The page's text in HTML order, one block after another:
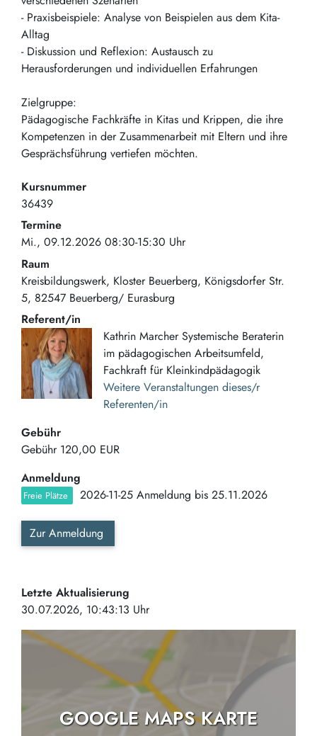
- Praxisbeispiele: Analyse von Beispielen aus dem Kita-
Alltag
- Diskussion und Reflexion: Austausch zu
Herausforderungen und individuellen Erfahrungen
Zielgruppe:
Pädagogische Fachkräfte in Kitas und Krippen, die ihre
Kompetenzen in der Zusammenarbeit mit Eltern und ihre
Gesprächsführung vertiefen möchten.
Kursnummer
36439
Termine
Mi., 09.12.2026 08:30-15:30 Uhr
Raum
Kreisbildungswerk, Kloster Beuerberg Königsdorfer Str.
5 82547 Beuerberg/ Eurasburg
Referent/in
Kathrin Marcher Systemische Beraterin
im pädagogischen Arbeitsumfeld,
Fachkraft für Kleinkindpädagogik
Weitere Veranstaltungen dieses/r
Referenten/in
Gebühr
Gebühr 120,00 EUR
Anmeldung
Freie Plätze 2026-11-25 Anmeldung bis 25.11.2026
Zur Anmeldung
Letzte Aktualisierung
30.07.2026, 10:43:13 Uhr
GOOGLE MAPS KARTE